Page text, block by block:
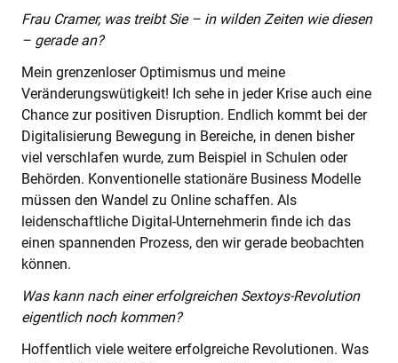
Frau Cramer, was treibt Sie – in wilden Zeiten wie diesen
– gerade an?
Mein grenzenloser Optimismus und meine
Veränderungswütigkeit! Ich sehe in jeder Krise auch eine
Chance zur positiven Disruption. Endlich kommt bei der
Digitalisierung Bewegung in Bereiche, in denen bisher
viel verschlafen wurde, zum Beispiel in Schulen oder
Behörden. Konventionelle stationäre Business Modelle
müssen den Wandel zu Online schaffen. Als
leidenschaftliche Digital-Unternehmerin finde ich das
einen spannenden Prozess, den wir gerade beobachten
können.
Was kann nach einer erfolgreichen Sextoys-Revolution
eigentlich noch kommen?
Hoffentlich viele weitere erfolgreiche Revolutionen. Was